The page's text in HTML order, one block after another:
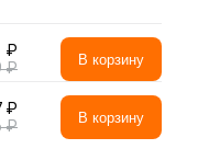
₽
₽
В корзину
₽
₽
В корзину